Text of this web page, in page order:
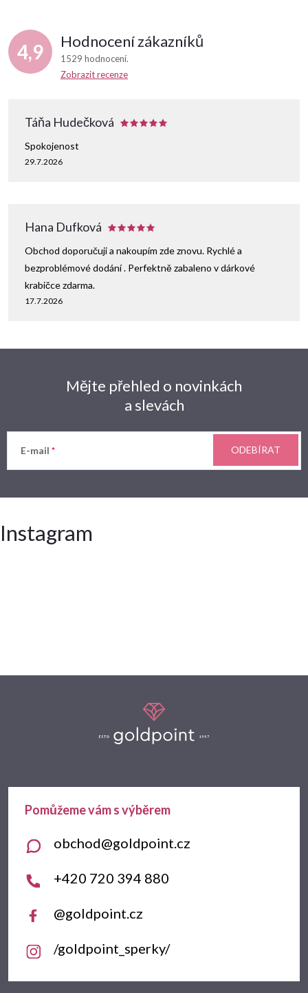
4,9 Hodnocení zákazníků
1529 hodnocení
Zobrazit recenze
Táňa Hudečková
29.7.2026
Spokojenost
Hana Dufková
17.7.2026
Obchod doporučuji a nakoupím zde znovu. Rychlé a
bezproblémové dodání . Perfektně zabaleno v dárkové
krabičce zdarma.
Mějte přehled o novinkách
a slevách
E-mail ODEBÍRAT
Instagram
a
obchod@goldpoint.cz
+420 720 394 880
@goldpoint.cz
/goldpoint_sperky/